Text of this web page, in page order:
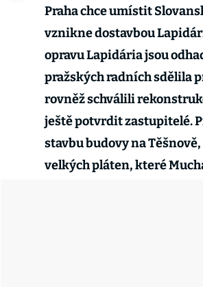
Praha chce umístit
vznikne dostavbou
opravu Lapidária jsou
pražských radních sdělila
rovněž schválili
ještě potvrdit zastupitelé.
stavbu budovy na
velkých pláten, které